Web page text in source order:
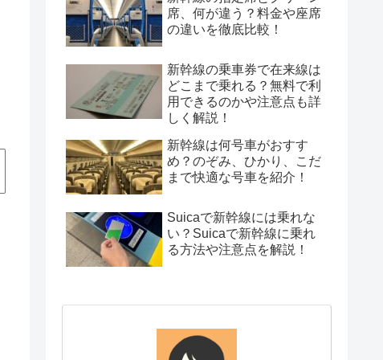
席、何が違う？料金や座席
の違いを徹底比較！
新幹線の乗車券で在来線は
どこまで乗れる？無料で利
用できるのかや注意点も詳
しく解説！
新幹線は何号車がおすす
め？のぞみ、ひかり、こだ
まで快適な号車を紹介！
Suicaで新幹線には乗れな
い？Suicaで新幹線に乗れ
る方法や注意点を解説！